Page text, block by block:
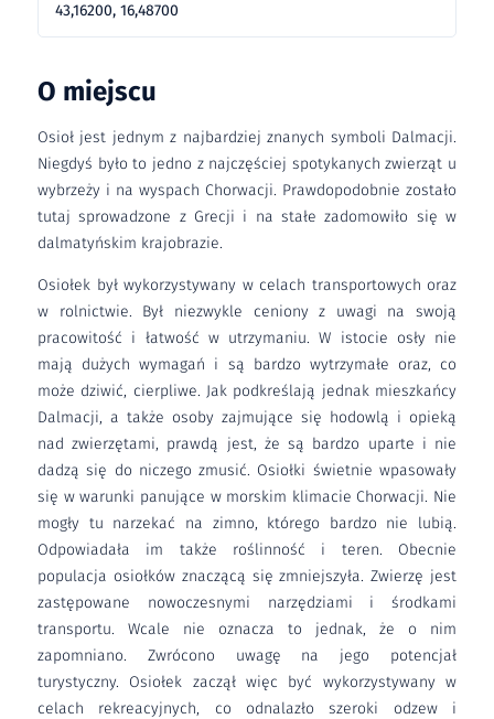
43,16200, 16,48700
O miejscu
Osioł jest jednym z najbardziej znanych symboli Dalmacji.
Niegdyś było to jedno z najczęściej spotykanych zwierząt u
wybrzeży i na wyspach Chorwacji. Prawdopodobnie zostało
tutaj sprowadzone z Grecji i na stałe zadomowiło się w
dalmatyńskim krajobrazie.
Osiołek był wykorzystywany w celach transportowych oraz
w rolnictwie. Był niezwykle ceniony z uwagi na swoją
pracowitość i łatwość w utrzymaniu. W istocie osły nie
mają dużych wymagań i są bardzo wytrzymałe oraz, co
może dziwić, cierpliwe. Jak podkreślają jednak mieszkańcy
Dalmacji, a także osoby zajmujące się hodowlą i opieką
nad zwierzętami, prawdą jest, że są bardzo uparte i nie
dadzą się do niczego zmusić. Osiołki świetnie wpasowały
się w warunki panujące w morskim klimacie Chorwacji. Nie
mogły tu narzekać na zimno, którego bardzo nie lubią.
Odpowiadała im także roślinność i teren. Obecnie
populacja osiołków znaczącą się zmniejszyła. Zwierzę jest
zastępowane nowoczesnymi narzędziami i środkami
transportu. Wcale nie oznacza to jednak, że o nim
zapomniano. Zwrócono uwagę na jego potencjał
turystyczny. Osiołek zaczął więc być wykorzystywany w
celach rekreacyjnych, co odnalazło szeroki odzew i